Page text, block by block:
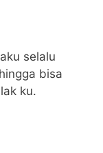
selalu
bisa
ku.